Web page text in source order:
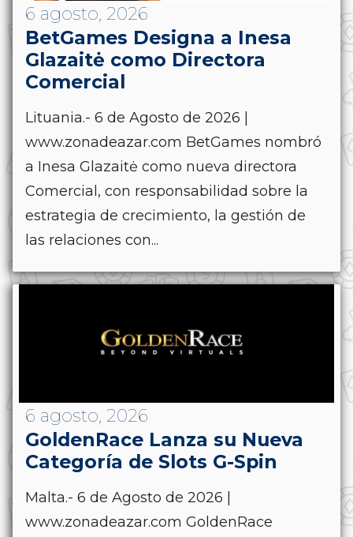
6 agosto, 2026
BetGames Designa a Inesa
Glazaitė como Directora
Comercial
Lituania.- 6 de Agosto de 2026 |
www.zonadeazar.com BetGames nombró
a Inesa Glazaitė como nueva directora
Comercial, con responsabilidad sobre la
estrategia de crecimiento, la gestión de
las relaciones con...
6 agosto, 2026
GoldenRace Lanza su Nueva
Categoría de Slots G-Spin
Malta.- 6 de Agosto de 2026 |
www.zonadeazar.com GoldenRace